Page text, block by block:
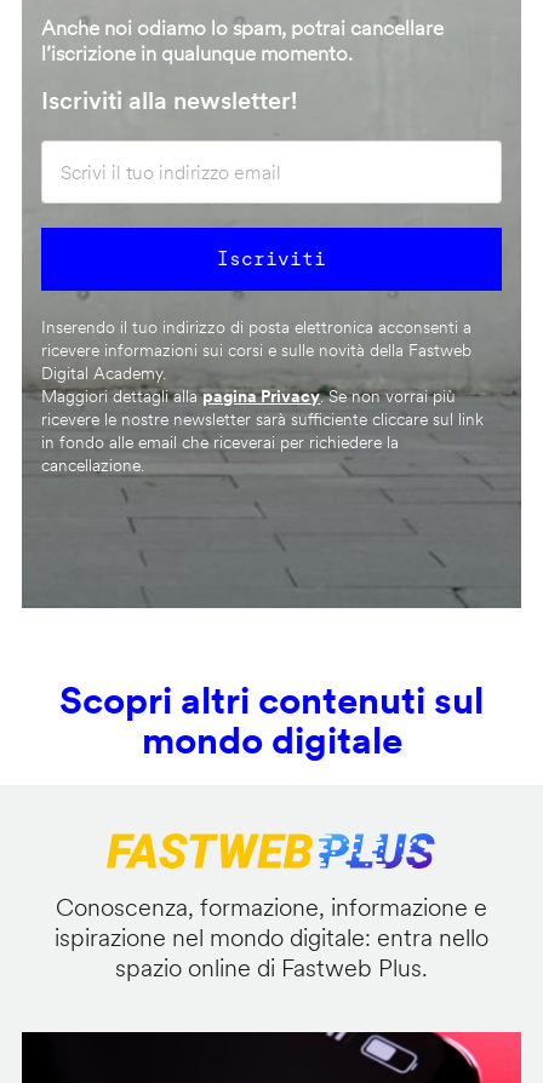
Anche noi odiamo lo spam, potrai cancellare
l’iscrizione in qualunque momento.
Iscriviti alla newsletter!
Inserendo il tuo indirizzo di posta elettronica acconsenti a
ricevere informazioni sui corsi e sulle novità della Fastweb
Digital Academy.
Maggiori dettagli allapagina Privacy. Se non vorrai più
ricevere le nostre newsletter sarà sufficiente cliccare sul link
in fondo alle email che riceverai per richiedere la
cancellazione.
Scopri altri contenuti sul
mondo digitale
Conoscenza, formazione, informazione e
ispirazione nel mondo digitale: entra nello
spazio online di Fastweb Plus.